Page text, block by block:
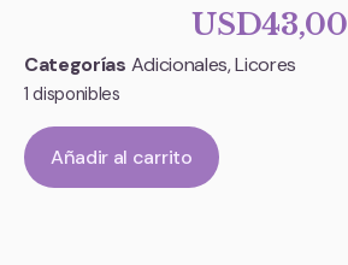
USD43,00
Categorías Adicionales,Licores
1 disponibles
Añadir al carrito